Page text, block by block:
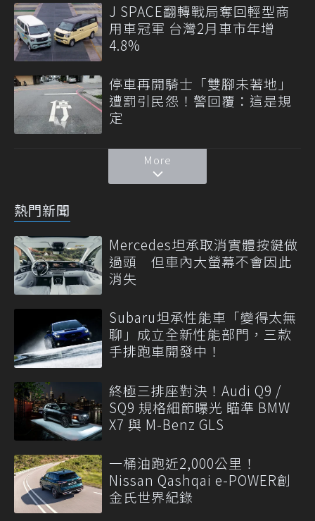
J SPACE翻轉戰局奪回輕型商
用車冠軍 台灣2月車市年增
4.8%
停車再開騎士「雙腳未著地」
遭罰引民怨！警回覆：這是規
定
More
熱門新聞
Mercedes坦承取消實體按鍵做
過頭 但車內大螢幕不會因此
消失
Subaru坦承性能車「變得太無
聊」成立全新性能部門，三款
手排跑車開發中！
終極三排座對決！Audi Q9 /
SQ9 規格細節曝光 瞄準 BMW
X7 與 M-Benz GLS
一桶油跑近2,000公里！
Nissan Qashqai e-POWER創
金氏世界紀錄